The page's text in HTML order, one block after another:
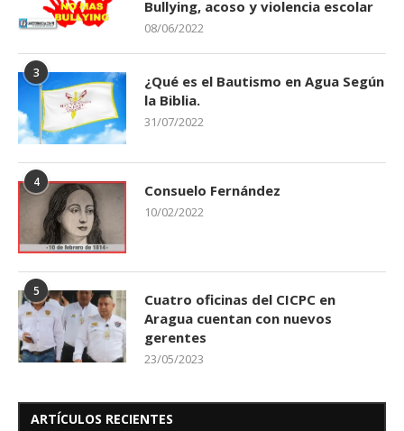
Bullying, acoso y violencia escolar
08/06/2022
3
¿Qué es el Bautismo en Agua Según
la Biblia.
31/07/2022
4 Consuelo Fernández
10/02/2022
5
Cuatro oficinas del CICPC en
Aragua cuentan con nuevos
gerentes
23/05/2023
ARTÍCULOS RECIENTES